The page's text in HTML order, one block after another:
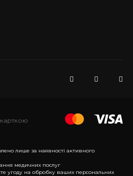
лише за наявності активного
медичних послуг
угоду на обробку ваших персональних